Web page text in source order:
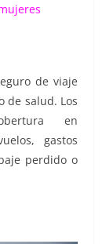
de viaje
de salud. Los
en
gastos
perdido o